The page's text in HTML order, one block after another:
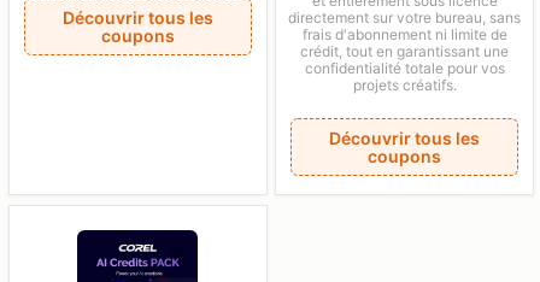
Découvrir tous les
coupons
directement sur votre bureau, sans
frais d'abonnement ni limite de
crédit, tout en garantissant une
confidentialité totale pour vos
projets créatifs.
Découvrir tous les
coupons